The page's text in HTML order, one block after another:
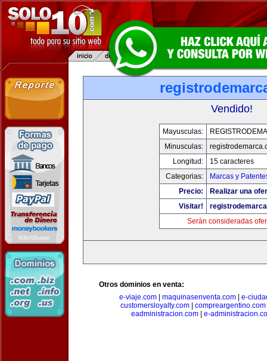
Vendido!
Mayusculas:
Minusculas:
Longitud:
15 caracteres
Categorias:
Marcas y
Precio:
Realizar una
Visitar!
Serán consideradas
Otros dominios en venta:
e-viaje.com| maquinasenventa.com| e-
customersloyalty.com| compreargentino.com
eadministracion.com
e-